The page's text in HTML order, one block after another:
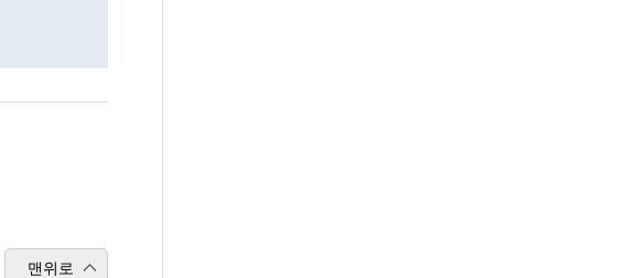
맨위로